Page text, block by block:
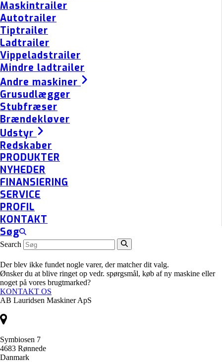
Maskintrailer
Autotrailer
Tiptrailer
Ladtrailer
Vippeladstrailer
Mindre ladtrailer
Andre maskiner
Grusudlægger
Stubfræser
Brændekløver
Udstyr
Redskaber
PRODUKTER
NYHEDER
FINANSIERING
SERVICE
PROFIL
KONTAKT
Søg
Search
Der blev ikke fundet nogle varer, der matcher dit valg.
Ønsker du at blive ringet op vedr. spørgsmål, køb af ny maskine eller
noget på vores brugtmarked?
KONTAKT OS
AB Lauridsen Maskiner ApS
Symbiosen 7
4683 Rønnede
Danmark